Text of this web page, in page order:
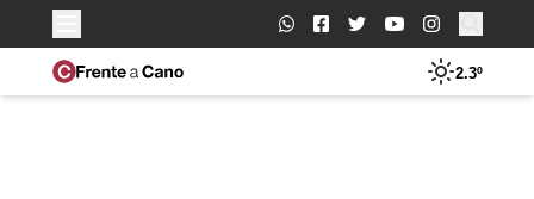
Buscar:
2.3º